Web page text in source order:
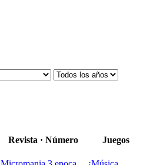
Revista · Número Juegos